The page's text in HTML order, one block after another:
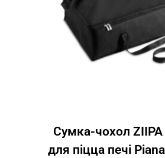
Сумка-чохол
для піцца печі